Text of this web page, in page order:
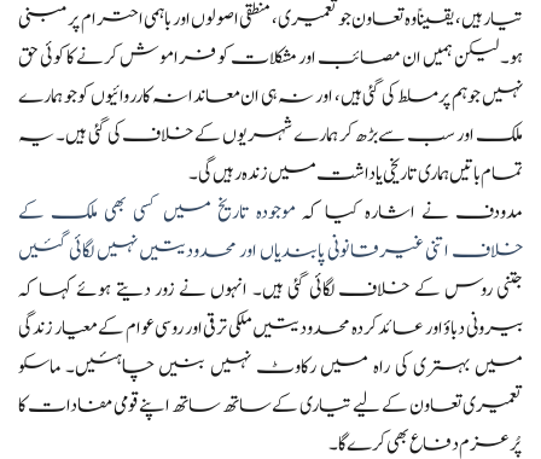
تیار ہیں، یقیناً وہ تعاون جو تعمیری، منطقی اصولوں اور باہمی احترام پر مبنی
ہو۔ لیکن ہمیں ان مصائب اور مشکلات کو فراموش کرنے کا کوئی حق
نہیں جو ہم پر مسلط کی گئی ہیں، اور نہ ہی ان معاندانہ کارروائیوں کو جو ہمارے
ملک اور سب سے بڑھ کر ہمارے شہریوں کے خلاف کی گئی ہیں۔ یہ
تمام باتیں ہماری تاریخی یاداشت میں زندہ رہیں گی۔
مدودف نے اشارہ کیا کہموجودہ تاریخ میں کسی بھی ملک کے
خلاف اتنی غیرقانونی پابندیاں اور محدودیتیں نہیں لگائی گئیں
جتنی روس کے خلاف لگائی گئی ہیں۔ انہوں نے زور دیتے ہوئے کہا کہ
بیرونی دباؤ اور عائد کردہ محدودیتیں ملکی ترقی اور روسی عوام کے معیار زندگی
میں بہتری کی راہ میں رکاوٹ نہیں بنیں چاہئیں۔ ماسکو
تعمیری تعاون کے لیے تیاری کے ساتھ ساتھ اپنے قومی مفادات کا
پُرعزم دفاع بھی کرے گا۔